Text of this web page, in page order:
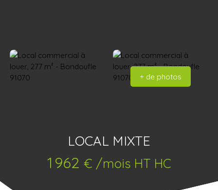
+ de photos
LOCAL MIXTE
1 962 € /mois HT HC